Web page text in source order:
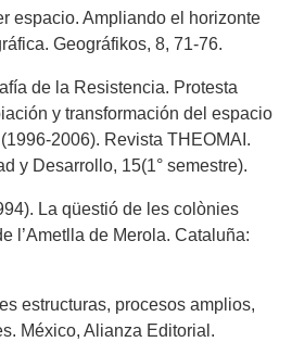
espacio. Ampliando el horizonte
Geográfikos, 8, 71-76.
de la Resistencia. Protesta
y transformación del espacio
2006). Revista THEOMAI.
y Desarrollo, 15(1° semestre).
La qüestió de les colònies
l’Ametlla de Merola. Cataluña:
estructuras, procesos amplios,
México, Alianza Editorial.